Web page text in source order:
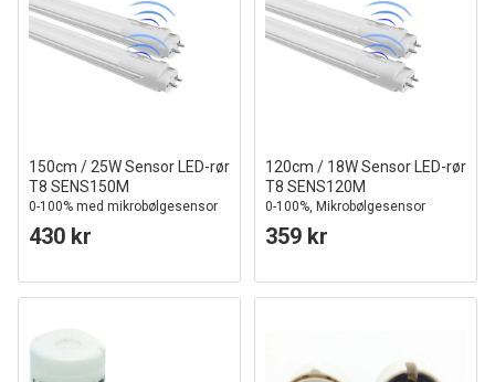
150cm / 25W Sensor LED-rør
T8 SENS150M
0-100% med mikrobølgesensor
430 kr
120cm / 18W Sensor LED-rør
T8 SENS120M
0-100%, Mikrobølgesensor
359 kr